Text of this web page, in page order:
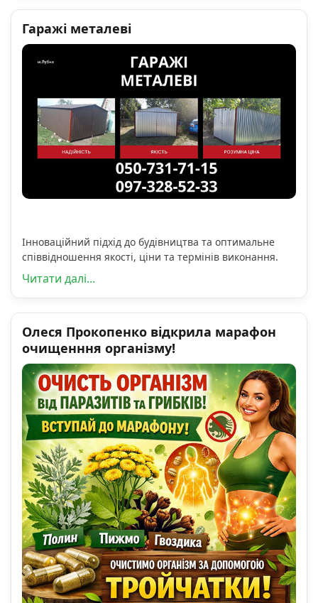
Гаражі металеві
Інноваційний підхід до будівництва та оптимальне
співвідношення якості, ціни та термінів виконання.
Читати далі...
Олеся Прокопенко відкрила марафон
очищенння організму!